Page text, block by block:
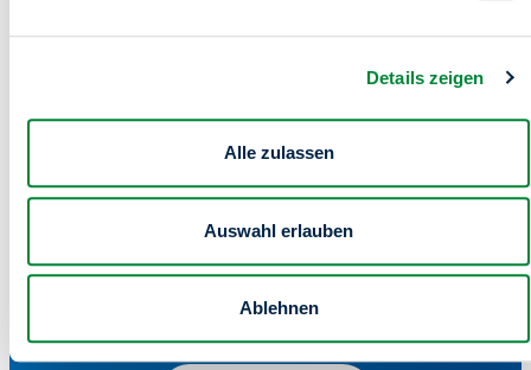
Details zeigen
Alle zulassen
Auswahl erlauben
Ablehnen
Zentrale Kundenberatung